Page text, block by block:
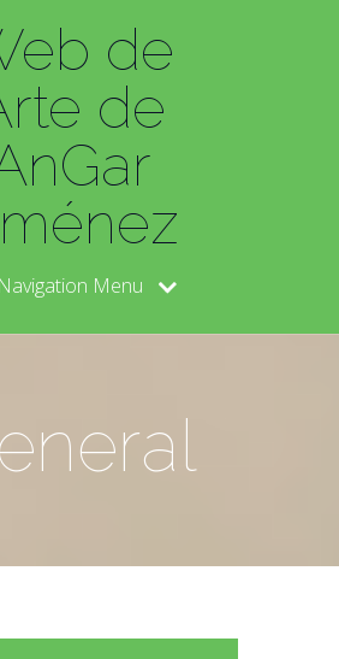
de
de
Navigation Menu